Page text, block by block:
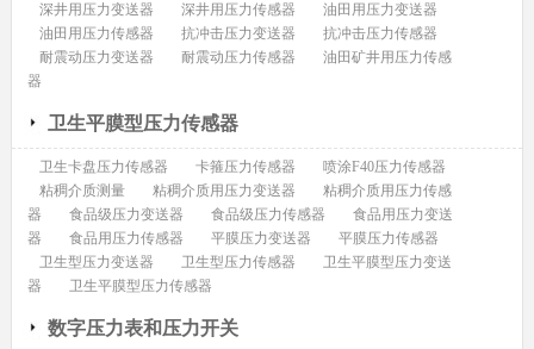
深井用压力变送器 深井用压力传感器
油田用压力变送器
油田用压力传感器
抗冲击压力变送器
抗冲击压力传感器
耐震动压力变送器
耐震动压力传感器
油田矿井用压力传感
器
卫生平膜型压力传感器
卫生卡盘压力传感器 卡箍压力传感器
喷涂F40压力传感器
粘稠介质测量
粘稠介质用压力变送器
粘稠介质用压力传感
器
食品级压力变送器 食品级压力传感器
食品用压力变送
器
食品用压力传感器 平膜压力变送器
平膜压力传感器
卫生型压力变送器
卫生型压力传感器
卫生平膜型压力变送
器
卫生平膜型压力传感器
数字压力表和压力开关